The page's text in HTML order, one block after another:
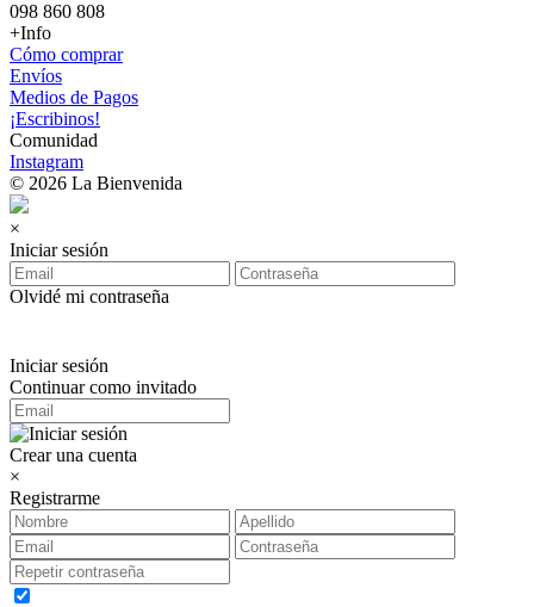
098 860 808
+Info
Cómo comprar
Envíos
Medios de Pagos
¡Escribinos!
Comunidad
Instagram
© 2026 La Bienvenida
×
Iniciar sesión
Olvidé mi contraseña
Iniciar sesión
Continuar como invitado
Crear una cuenta
×
Registrarme